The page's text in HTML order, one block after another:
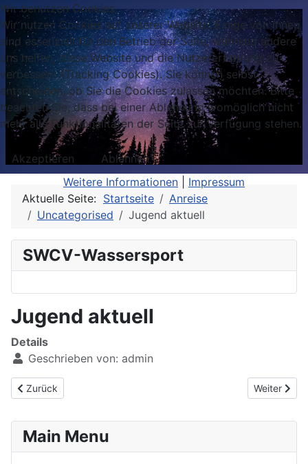
Aktuelle Seite: Startseite
Anreise
Uncategorised
Jugend aktuell
SWCV-Wassersport
Jugend aktuell
Details
Geschrieben von: admin
Vorheriger Beitrag: Optimisten
Zurück Nächster
Weiter
Main Menu
Wir benutzen Cookies
Wir nutzen Cookies auf unserer Website. Einige von ihnen
sind essenziell für den Betrieb der Seite, während andere
uns helfen, diese Website und die Nutzererfahrung zu
verbessern (Tracking Cookies). Sie können selbst
entscheiden, ob Sie die Cookies zulassen möchten. Bitte
beachten Sie, dass bei einer Ablehnung womöglich nicht
mehr alle Funktionalitäten der Seite zur Verfügung stehen.
Akzeptieren
Ablehnen
Weitere Informationen
Impressum